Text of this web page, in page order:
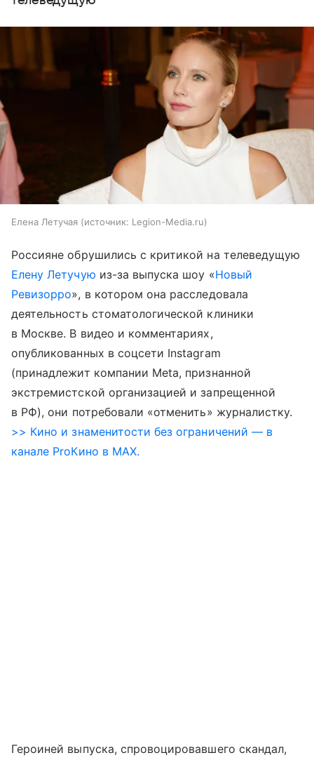
Елена Летучая источник: Legion-Media.ru
Россияне обрушились с критикой на телеведущую
Елену Летучую из-за выпуска шоу «Новый
Ревизорро», в котором она расследовала
деятельность стоматологической клиники
в Москве. В видео и комментариях,
опубликованных в соцсети Instagram
(принадлежит компании Meta, признанной
экстремистской организацией и запрещенной
в РФ), они потребовали «отменить» журналистку.
>> Кино и знаменитости без ограничений — в
канале ProКино в MAX.
Героиней выпуска, спровоцировавшего скандал,